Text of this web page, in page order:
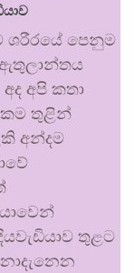
ශරීරයේ පෙනුම
අපි කතා
තුළින්
අන්දම
තුළට